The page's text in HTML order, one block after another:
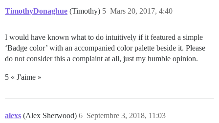
TimothyDonaghue (Timothy) Mars 20, 2017, 4:40
5
I would have known what to do intuitively if it featured a simple
‘Badge color’ with an accompanied color palette beside it. Please
do not consider this a complaint at all, just my humble opinion.
5 « J'aime »
alexs (Alex Sherwood) Septembre 3, 2018, 11:03
6